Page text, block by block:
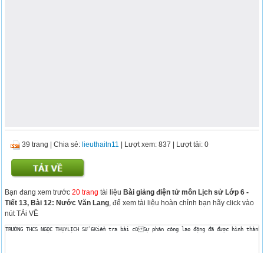
39 trang |Chia sẻ: lieuthaitn11 | Lượt xem: 837 | Lượt tải: 0
Bạn đang xem trước20 trang tài liệuBài giảng điện tử môn Lịch sử Lớp 6 -
Tiết 13, Bài 12: Nước Văn Lang , để xem tài liệu hoàn chỉnh bạn hãy click vào
nút TẢi VỀ
TRƯỜNG THCS NGỌC THỤYLỊCH SỬ 6Kiểm tra bài cũSự phân công lao động đã được